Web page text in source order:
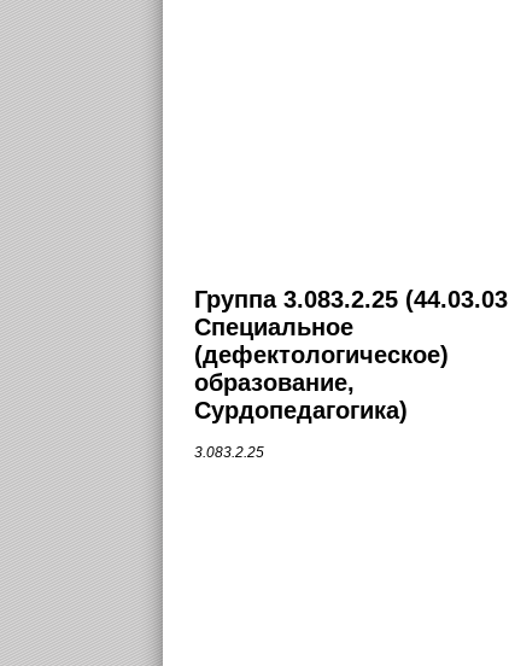
Группа 3.083.2.25 (44.03.03
Специальное
(дефектологическое)
образование,
Сурдопедагогика)
3.083.2.25